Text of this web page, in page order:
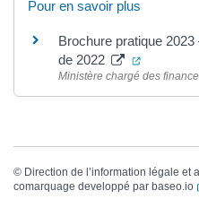
Pour en savoir plus
Brochure pratique
de 2022
Ministère chargé des
© Direction de l’information légale et
comarquage developpé par baseo.io